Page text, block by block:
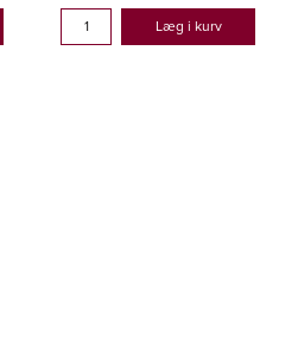
Læg i kurv